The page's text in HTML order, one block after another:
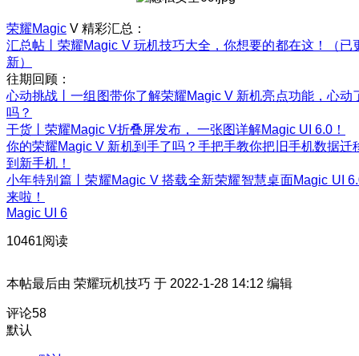
荣耀Magic V 精彩汇总：
汇总帖丨荣耀Magic V 玩机技巧大全，你想要的都在这！（已
新）
往期回顾：
心动挑战丨一组图带你了解荣耀Magic V 新机亮点功能，心动
吗？
干货丨荣耀Magic V折叠屏发布， 一张图详解Magic UI 6.0！
你的荣耀Magic V 新机到手了吗？手把手教你把旧手机数据迁
到新手机！
小年特别篇丨荣耀Magic V 搭载全新荣耀智慧桌面Magic UI
来啦！
Magic UI 6
10461阅读
本帖最后由 荣耀玩机技巧 于 2022-1-28 14:12 编辑
评论58
默认